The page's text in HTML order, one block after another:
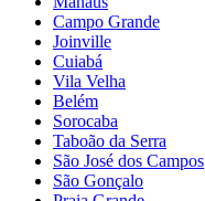
Campo Grande
Joinville
Cuiabá
Vila Velha
Belém
Sorocaba
Taboão da Serra
São José dos Campos
São Gonçalo